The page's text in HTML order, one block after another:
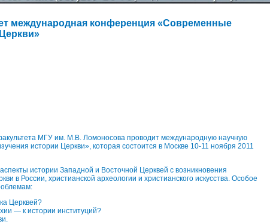
международная конференция «Современные
МГУ им. М.В. Ломоносова проводит международную научную
истории Церкви», которая состоится в Москве 10-11 ноября 2011
истории Западной и Восточной Церквей с возникновения
в России, христианской археологии и христианского искусства. Особое
Церквей?
— к истории институций?